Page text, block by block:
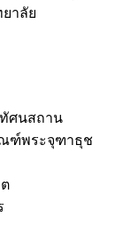
าลัย
ศนสถาน
ฑ์พระจุฑาธุช